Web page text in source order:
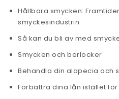
Hållbara smycken:
smyckesindustrin
Så kan du bli av med
Smycken och berlocker
Behandla din alopecia och
Förbättra dina lån istället